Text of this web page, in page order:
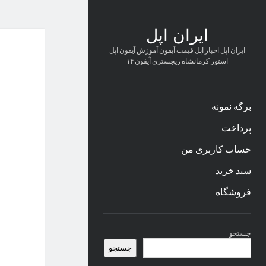
ایران اپل
ایران اپل اخبار اپل قیمت آیفون آموزش آیفون اپل
استور کرمانشاه ریجستری آیفون ۱۴
برگه نمونه
پرداخت
حساب کاربری من
سبد خرید
فروشگاه
کناری
جستجو
جستجو